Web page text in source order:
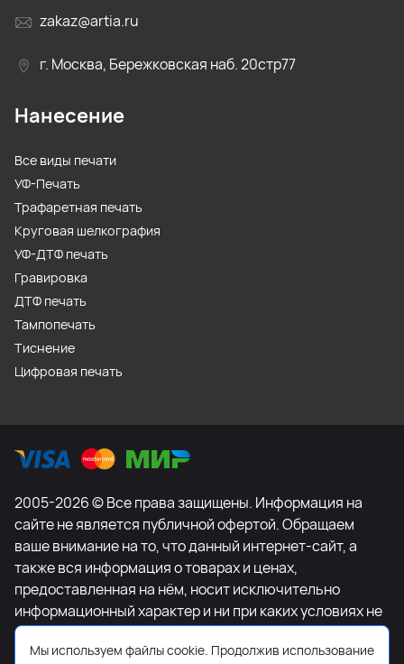
zakaz@artia.ru
г. Москва, Бережковская наб. 20стр77
Нанесение
Все виды печати
УФ-Печать
Трафаретная печать
Круговая шелкография
УФ-ДТФ печать
Гравировка
ДТФ печать
Тампопечать
Тиснение
Цифровая печать
2005-2026 © Все права защищены. Информация на
сайте не является публичной офертой. Обращаем
ваше внимание на то, что данный интернет-сайт, а
также вся информация о товарах и ценах,
предоставленная на нём, носит исключительно
информационный характер и ни при каких условиях не
является публичной офертой, определяемой
положениями Статьи 437 Гражданского кодекса
Мы используем файлы cookie. Продолжив использование